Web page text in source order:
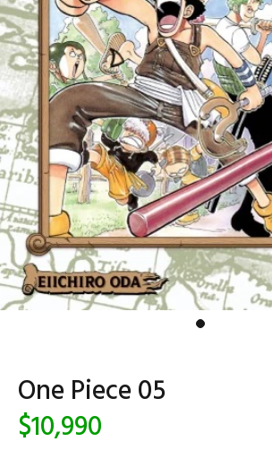
One Piece 05
$10,990